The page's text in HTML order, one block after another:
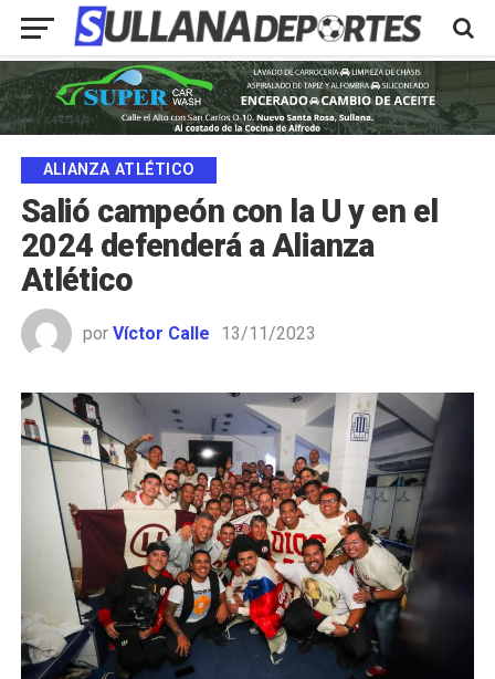
ALIANZA ATLÉTICO
Salió campeón con la U y en el
2024 defenderá a Alianza
Atlético
por Víctor Calle 13/11/2023